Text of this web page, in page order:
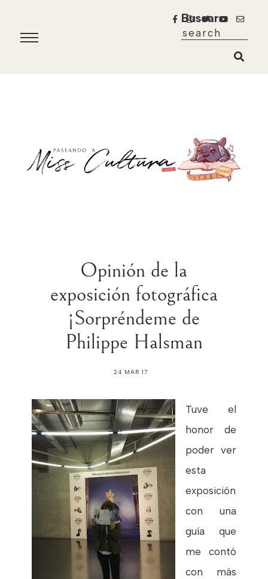
Buscar
Opinión de la
exposición fotográfica
¡Sorpréndeme de
Philippe Halsman
24 MAR 17
Tuve el
honor de
poder ver
esta
exposición
con una
guía que
me contó
con más